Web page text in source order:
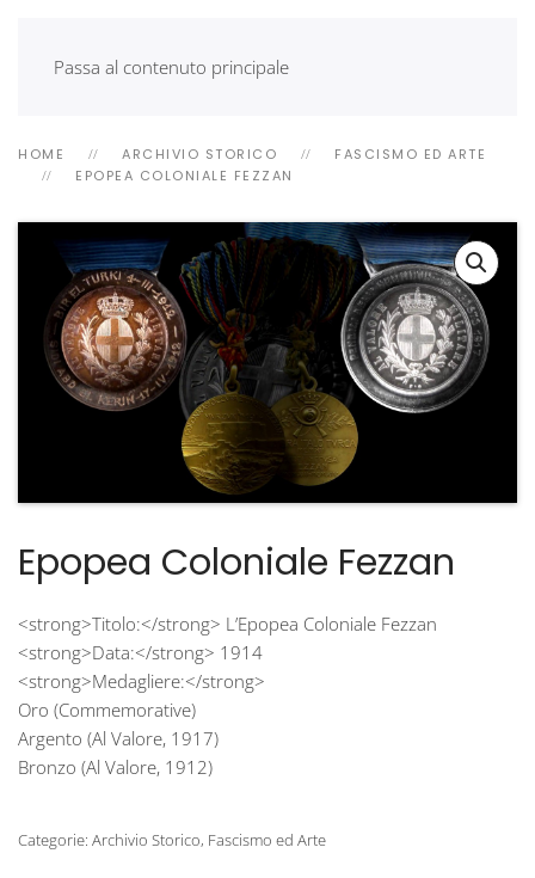
Passa al contenuto principale
HOME ARCHIVIO STORICO
FASCISMO ED ARTE
EPOPEA COLONIALE FEZZAN
Epopea Coloniale Fezzan
<strong>Titolo:</strong> L’Epopea Coloniale Fezzan
<strong>Data:</strong> 1914
<strong>Medagliere:</strong>
Oro (Commemorative)
Argento (Al Valore, 1917)
Bronzo (Al Valore, 1912)
Categorie: Archivio Storico, Fascismo ed Arte